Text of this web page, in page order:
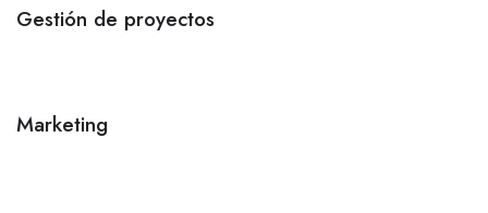
Gestión de proyectos
Marketing